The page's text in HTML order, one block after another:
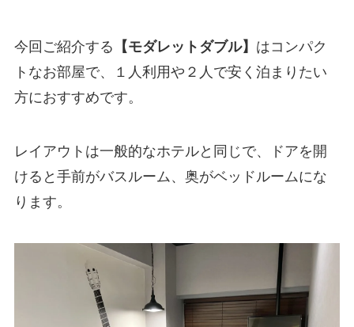
今回ご紹介する 【モダレットダブル】 はコンパク
トなお部屋で、１人利用や２人で安く泊まりたい
方におすすめです。
レイアウトは一般的なホテルと同じで、ドアを開
けると手前がバスルーム、奥がベッドルームにな
ります。